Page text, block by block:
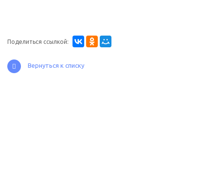
Поделиться ссылкой:
Вернуться к списку